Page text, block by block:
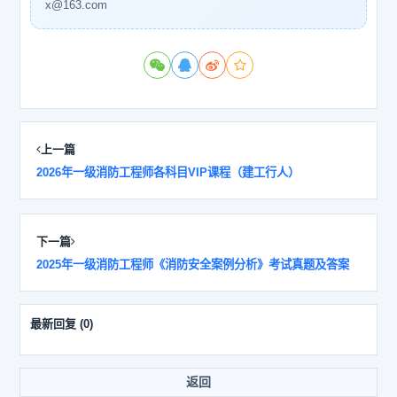
x@163.com
上一篇
2026年一级消防工程师各科目VIP课程（建工行人）
下一篇
2025年一级消防工程师《消防安全案例分析》考试真题及答案
最新回复 (0)
返回